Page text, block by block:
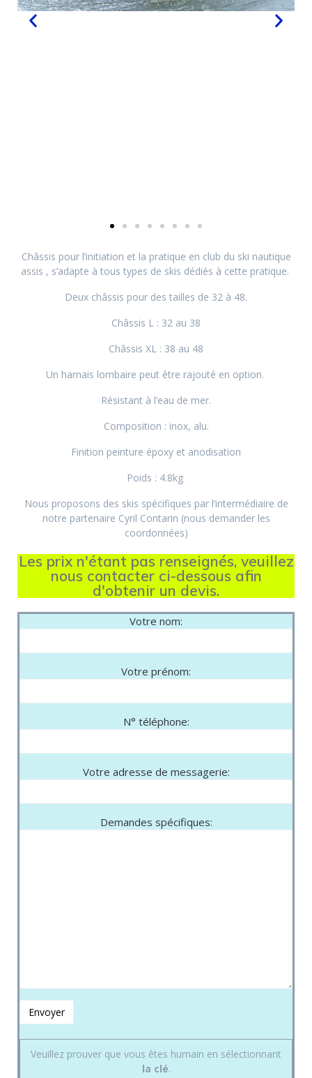
Châssis pour l’initiation et la pratique en club du ski nautique
assis , s’adapte à tous types de skis dédiés à cette pratique.
Deux châssis pour des tailles de 32 à 48.
Châssis L : 32 au 38
Châssis XL : 38 au 48
Un harnais lombaire peut être rajouté en option.
Résistant à l’eau de mer.
Composition : inox, alu.
Finition peinture époxy et anodisation
Poids : 4.8kg
Nous proposons des skis spécifiques par l’intermédiaire de
notre partenaire Cyril Contarin (nous demander les
coordonnées)
Les prix n'étant pas renseignés, veuillez
nous contacter ci-dessous afin
d'obtenir un devis.
Votre nom:
Votre prénom:
N° téléphone:
Votre adresse de messagerie:
Demandes spécifiques:
Veuillez prouver que vous êtes humain en sélectionnant
la clé.